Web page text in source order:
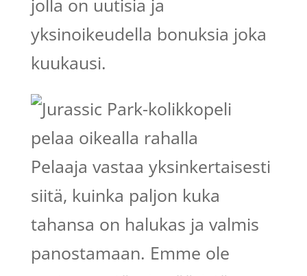
jolla on uutisia ja
yksinoikeudella bonuksia joka
kuukausi.
Pelaaja vastaa yksinkertaisesti
siitä, kuinka paljon kuka
tahansa on halukas ja valmis
panostamaan. Emme ole